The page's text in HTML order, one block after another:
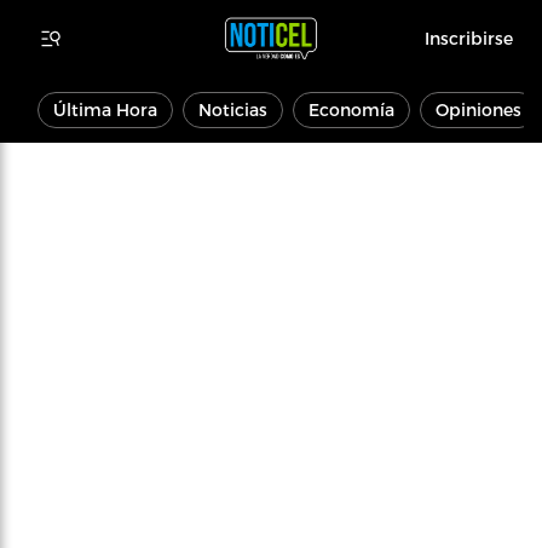
Inscribirse
Última Hora Noticias Economía Opiniones